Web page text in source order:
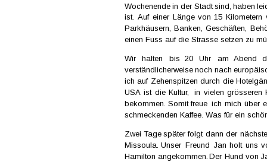
Wochenende in der Stadt sind, haben
ist. Auf einer Länge von 15 Kilometern
Parkhäusern, Banken, Geschäften,
einen Fuss auf die Strasse setzen zu
Wir halten bis 20 Uhr am Abend
verständlicherweise noch nach
ich auf Zehenspitzen durch die
USA ist die Kultur, in vielen grösseren
bekommen. Somit freue ich mich über
schmeckenden Kaffee. Was für ein
Zwei Tage später folgt dann der
Missoula. Unser Freund Jan holt uns
Hamilton angekommen. Der Hund von